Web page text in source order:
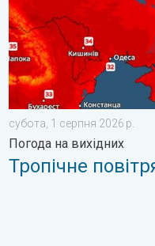
субота, 1 серпня 2026 р.
Погода на вихідних
Тропічне